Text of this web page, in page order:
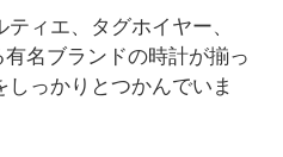
ィエ、タグホイヤー、
名ブランドの時計が揃っ
っかりとつかんでいま